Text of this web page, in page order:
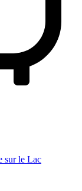
sur le Lac